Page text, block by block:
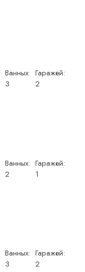
Ванных:
3
Гаражей:
2
Ванных:
2
Гаражей:
1
Ванных:
3
Гаражей:
2